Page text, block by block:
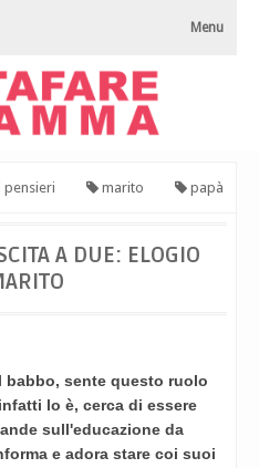
Menu
pensieri marito papà
A DUE: ELOGIO
babbo, sente questo ruolo
lo è, cerca di essere
sull'educazione da
e adora stare coi suoi